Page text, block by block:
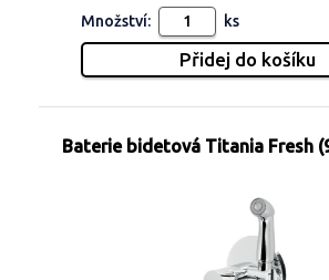
Množství: ks
Baterie bidetová Titania Fresh